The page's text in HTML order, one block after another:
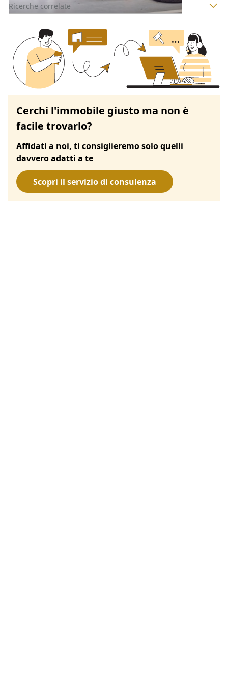
Ricerche correlate
Cerchi l'immobile giusto ma non è
facile trovarlo?
Affidati a noi, ti consiglieremo solo quelli
davvero adatti a te
Scopri il servizio di consulenza